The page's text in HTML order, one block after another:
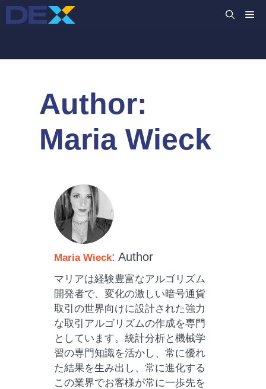
コ
ン
Author:
Maria Wieck
Maria Wieck: Author
マリアは経験豊富なアルゴリズム
開発者で、変化の激しい暗号通貨
取引の世界向けに設計された強力
な取引アルゴリズムの作成を専門
としています。統計分析と機械学
習の専門知識を活かし、常に優れ
た結果を生み出し、常に進化する
この業界でお客様が常に一歩先を